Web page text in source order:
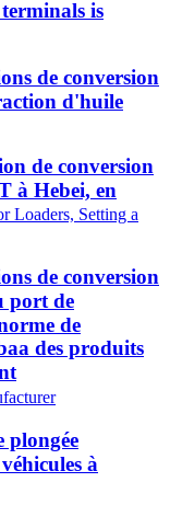
is
de conversion
d'huile
de conversion
à Hebei, en
de conversion
port de
de
des produits
plongée
à